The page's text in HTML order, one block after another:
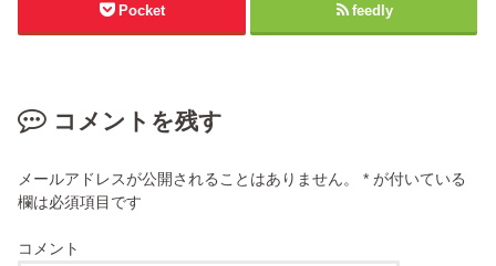
Pocket feedly
コメントを残す
メールアドレスが公開されることはありません。 * が付いている
欄は必須項目です
コメント